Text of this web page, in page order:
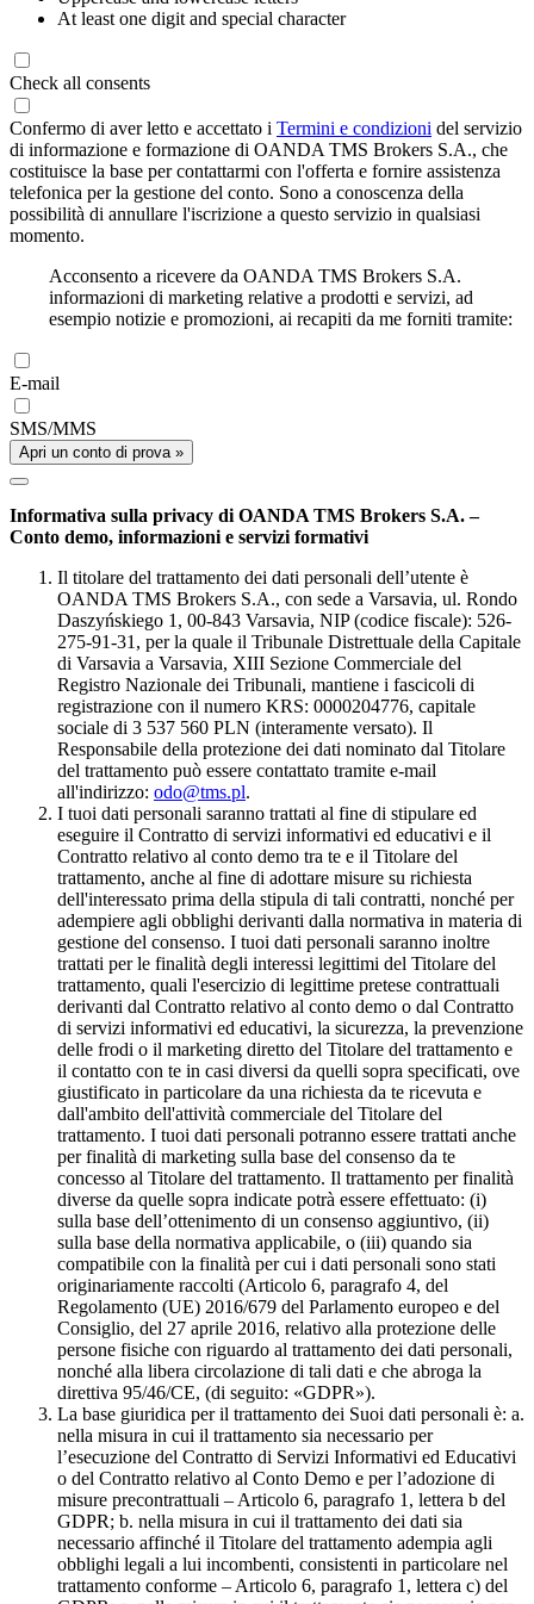
At least one digit and special character
Check all consents
Confermo di aver letto e accettato i Termini e condizioni del servizio
di informazione e formazione di OANDA TMS Brokers S.A., che
costituisce la base per contattarmi con l'offerta e fornire assistenza
telefonica per la gestione del conto. Sono a conoscenza della
possibilità di annullare l'iscrizione a questo servizio in qualsiasi
momento.
Acconsento a ricevere da OANDA TMS Brokers S.A.
informazioni di marketing relative a prodotti e servizi, ad
esempio notizie e promozioni, ai recapiti da me forniti tramite:
E-mail
SMS/MMS
Apri un conto di prova »
Informativa sulla privacy di OANDA TMS Brokers S.A. –
Conto demo, informazioni e servizi formativi
Il titolare del trattamento dei dati personali dell’utente è
OANDA TMS Brokers S.A., con sede a Varsavia, ul. Rondo
Daszyńskiego 1, 00-843 Varsavia, NIP (codice fiscale): 526-
275-91-31, per la quale il Tribunale Distrettuale della Capitale
di Varsavia a Varsavia, XIII Sezione Commerciale del
Registro Nazionale dei Tribunali, mantiene i fascicoli di
registrazione con il numero KRS: 0000204776, capitale
sociale di 3 537 560 PLN (interamente versato). Il
Responsabile della protezione dei dati nominato dal Titolare
del trattamento può essere contattato tramite e-mail
all'indirizzo: odo@tms.pl.
I tuoi dati personali saranno trattati al fine di stipulare ed
eseguire il Contratto di servizi informativi ed educativi e il
Contratto relativo al conto demo tra te e il Titolare del
trattamento, anche al fine di adottare misure su richiesta
dell'interessato prima della stipula di tali contratti, nonché per
adempiere agli obblighi derivanti dalla normativa in materia di
gestione del consenso. I tuoi dati personali saranno inoltre
trattati per le finalità degli interessi legittimi del Titolare del
trattamento, quali l'esercizio di legittime pretese contrattuali
derivanti dal Contratto relativo al conto demo o dal Contratto
di servizi informativi ed educativi, la sicurezza, la prevenzione
delle frodi o il marketing diretto del Titolare del trattamento e
il contatto con te in casi diversi da quelli sopra specificati, ove
giustificato in particolare da una richiesta da te ricevuta e
dall'ambito dell'attività commerciale del Titolare del
trattamento. I tuoi dati personali potranno essere trattati anche
per finalità di marketing sulla base del consenso da te
concesso al Titolare del trattamento. Il trattamento per finalità
diverse da quelle sopra indicate potrà essere effettuato: (i)
sulla base dell’ottenimento di un consenso aggiuntivo, (ii)
sulla base della normativa applicabile, o (iii) quando sia
compatibile con la finalità per cui i dati personali sono stati
originariamente raccolti (Articolo 6, paragrafo 4, del
Regolamento (UE) 2016/679 del Parlamento europeo e del
Consiglio, del 27 aprile 2016, relativo alla protezione delle
persone fisiche con riguardo al trattamento dei dati personali,
nonché alla libera circolazione di tali dati e che abroga la
direttiva 95/46/CE, (di seguito: «GDPR»).
La base giuridica per il trattamento dei Suoi dati personali è: a.
nella misura in cui il trattamento sia necessario per
l’esecuzione del Contratto di Servizi Informativi ed Educativi
o del Contratto relativo al Conto Demo e per l’adozione di
misure precontrattuali – Articolo 6, paragrafo 1, lettera b del
GDPR; b. nella misura in cui il trattamento dei dati sia
necessario affinché il Titolare del trattamento adempia agli
obblighi legali a lui incombenti, consistenti in particolare nel
trattamento conforme – Articolo 6, paragrafo 1, lettera c) del